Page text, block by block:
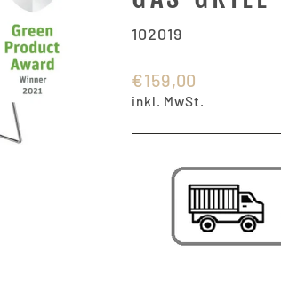
102019
Normaler
Preis
€159,00
inkl. MwSt.